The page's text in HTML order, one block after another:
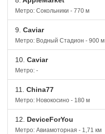
Метро: Сокольники - 770 м
9. Caviar
Метро: Водный Стадион - 900 м
10. Caviar
Метро: -
11. China77
Метро: Новокосино - 180 м
12. DeviceForYou
Метро: Авиамоторная - 1,71 км